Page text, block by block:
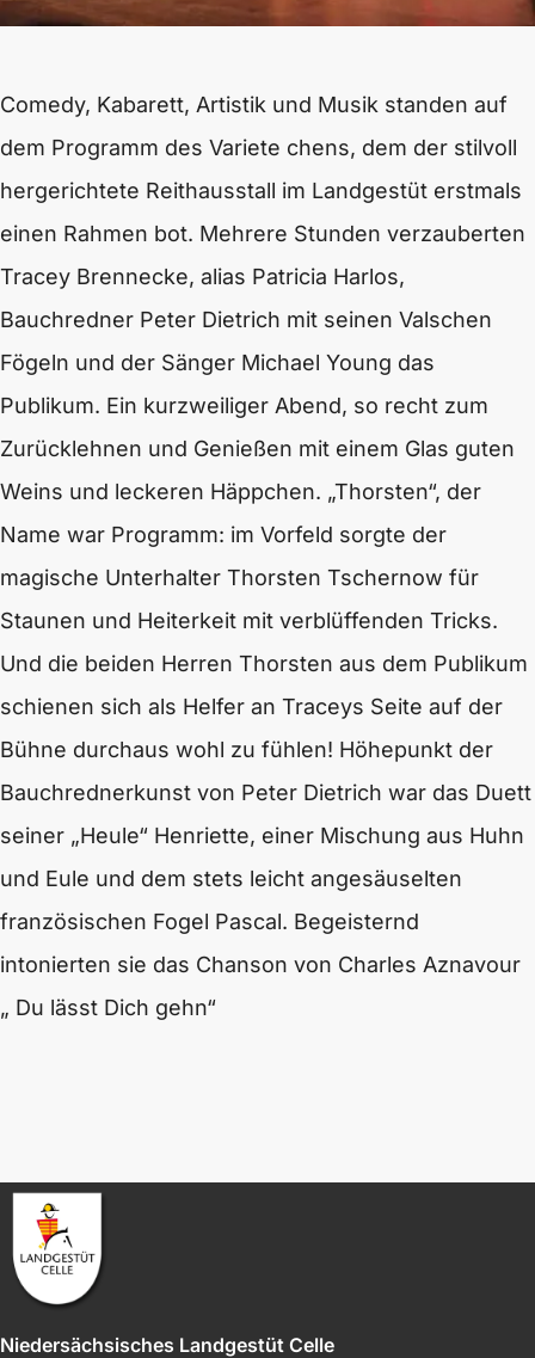
Comedy, Kabarett, Artistik und Musik standen auf
dem Programm des Variete chens, dem der stilvoll
hergerichtete Reithausstall im Landgestüt erstmals
einen Rahmen bot. Mehrere Stunden verzauberten
Tracey Brennecke, alias Patricia Harlos,
Bauchredner Peter Dietrich mit seinen Valschen
Fögeln und der Sänger Michael Young das
Publikum. Ein kurzweiliger Abend, so recht zum
Zurücklehnen und Genießen mit einem Glas guten
Weins und leckeren Häppchen. „Thorsten“, der
Name war Programm: im Vorfeld sorgte der
magische Unterhalter Thorsten Tschernow für
Staunen und Heiterkeit mit verblüffenden Tricks.
Und die beiden Herren Thorsten aus dem Publikum
schienen sich als Helfer an Traceys Seite auf der
Bühne durchaus wohl zu fühlen! Höhepunkt der
Bauchrednerkunst von Peter Dietrich war das Duett
seiner „Heule“ Henriette, einer Mischung aus Huhn
und Eule und dem stets leicht angesäuselten
französischen Fogel Pascal. Begeisternd
intonierten sie das Chanson von Charles Aznavour
„ Du lässt Dich gehn“
Niedersächsisches Landgestüt Celle